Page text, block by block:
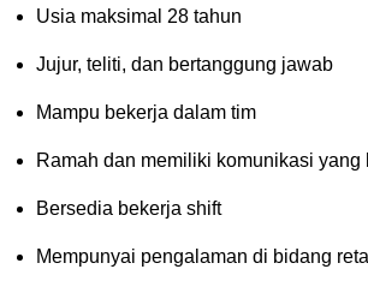
Usia maksimal 28 tahun
Jujur, teliti, dan bertanggung jawab
Mampu bekerja dalam tim
Ramah dan memiliki komunikasi yang
Bersedia bekerja shift
Mempunyai pengalaman di bidang